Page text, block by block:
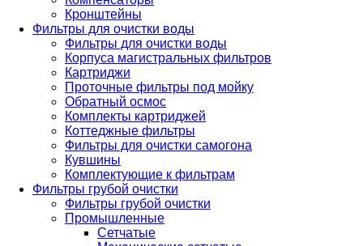
Кронштейны
Фильтры для очистки воды
Фильтры для очистки воды
Корпуса магистральных фильтров
Картриджи
Проточные фильтры под мойку
Обратный осмос
Комплекты картриджей
Коттеджные фильтры
Фильтры для очистки самогона
Кувшины
Комплектующие к фильтрам
Фильтры грубой очистки
Фильтры грубой очистки
Промышленные
Сетчатые